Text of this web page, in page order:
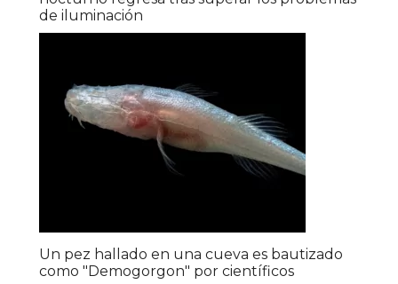
de iluminación
Un pez hallado en una cueva es bautizado
como "Demogorgon" por científicos